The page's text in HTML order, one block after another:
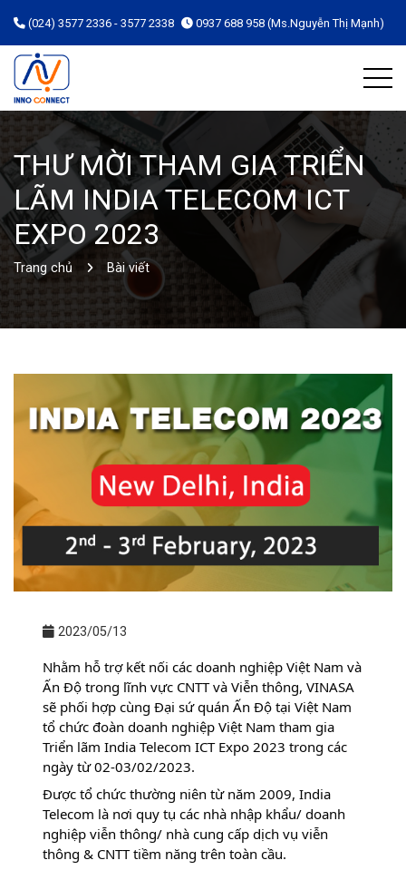
(024) 3577 2336 - 3577 2338 0937 688 958 (Ms.Nguyễn Thị Mạnh)
THƯ MỜI THAM GIA TRIỂN
LÃM INDIA TELECOM ICT
EXPO 2023
Trang chủ Bài viết
2023/05/13
Nhằm hỗ trợ kết nối các doanh nghiệp Việt Nam và
Ấn Độ trong lĩnh vực CNTT và Viễn thông, VINASA
sẽ phối hợp cùng Đại sứ quán Ấn Độ tại Việt Nam
tổ chức đoàn doanh nghiệp Việt Nam tham gia
Triển lãm India Telecom ICT Expo 2023 trong các
ngày từ 02-03/02/2023.
Được tổ chức thường niên từ năm 2009, India
Telecom là nơi quy tụ các nhà nhập khẩu/ doanh
nghiệp viễn thông/ nhà cung cấp dịch vụ viễn
thông & CNTT tiềm năng trên toàn cầu.